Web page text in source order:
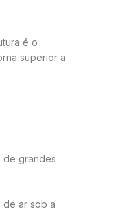
é o
superior a
de grandes
de ar sob a